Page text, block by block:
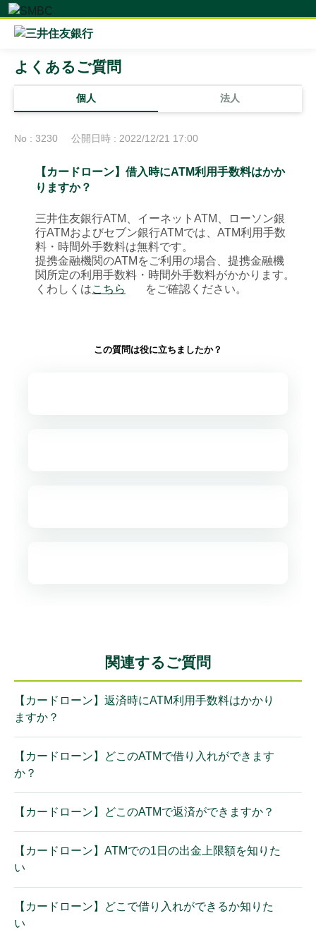
個人 法人
よくあるご質問
No : 3230 公開日時 : 2022/12/21 17:00
【カードローン】借入時にATM利用手数料はかか
りますか？
三井住友銀行ATM、イーネットATM、ローソン銀
行ATMおよびセブン銀行ATMでは、ATM利用手数
料・時間外手数料は無料です。
提携金融機関のATMをご利用の場合、提携金融機
関所定の利用手数料・時間外手数料がかかります。
くわしくはこちら をご確認ください。
この質問は役に立ちましたか？
関連するご質問
【カードローン】返済時にATM利用手数料はかかり
ますか？
【カードローン】どこのATMで借り入れができます
か？
【カードローン】どこのATMで返済ができますか？
【カードローン】ATMでの1日の出金上限額を知りた
い
【カードローン】どこで借り入れができるか知りた
い